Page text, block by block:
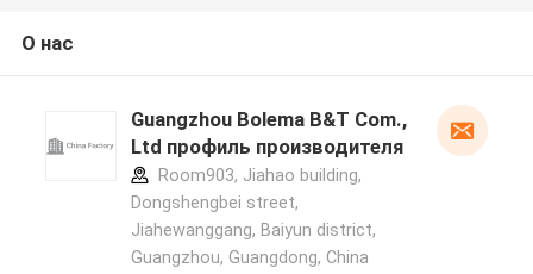
О нас
Guangzhou Bolema B&T Com.,
Ltd профиль производителя
Room903, Jiahao building,
Dongshengbei street,
Jiahewanggang, Baiyun district,
Guangzhou, Guangdong, China